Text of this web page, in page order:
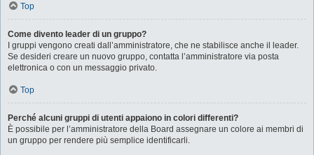
Top
Come divento leader di un gruppo?
I gruppi vengono creati dall’amministratore, che ne stabilisce anche il leader.
Se desideri creare un nuovo gruppo, contatta l’amministratore via posta
elettronica o con un messaggio privato.
Top
Perché alcuni gruppi di utenti appaiono in colori differenti?
È possibile per l’amministratore della Board assegnare un colore ai membri di
un gruppo per rendere più semplice identificarli.